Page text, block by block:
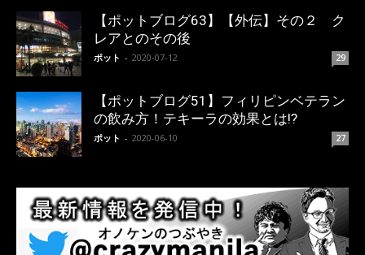
【ポットブログ63】【外伝】その２ ク
レアとのその後
ポット - 2020-07-12 29
【ポットブログ51】フィリピンベテラン
の飲み方！テキーラの効果とは!?
ポット - 2020-06-10 27